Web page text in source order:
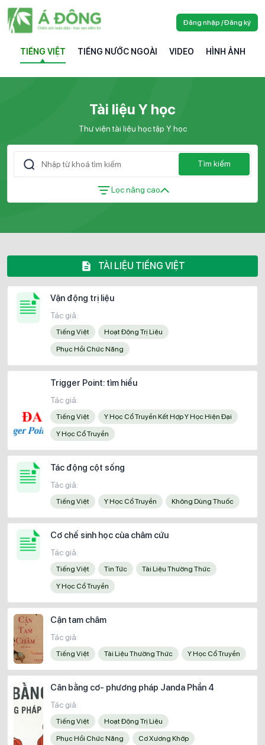
TIẾNG VIỆT TIẾNG NƯỚC NGOÀI VIDEO HÌNH ẢNH
Đăng nhập / Đăng ký
Tài liệu Y học
Thư viện tài liệu học tập Y học
Tìm kiếm
Lọc nâng cao
TÀI LIỆU TIẾNG VIỆT
Vận động trị liệu
Tác giả:
Tiếng Việt Hoạt Động Trị Liệu
Phục Hồi Chức Năng
Trigger Point: tìm hiểu
Tác giả:
Tiếng Việt Y Học Cổ Truyền Kết Hợp Y Học Hiện Đại
Y Học Cổ Truyền
Tác động cột sống
Tác giả:
Tiếng Việt Y Học Cổ Truyền Không Dùng Thuốc
Cơ chế sinh học của châm cứu
Tác giả:
Tiếng Việt Tin Tức Tài Liệu Thường Thức
Y Học Cổ Truyền
Cận tam châm
Tác giả:
Tiếng Việt Tài Liệu Thường Thức Y Học Cổ Truyền
Cân bằng cơ- phương pháp Janda Phần 4
Tác giả:
Tiếng Việt Hoạt Động Trị Liệu
Phục Hồi Chức Năng Cơ Xương Khớp